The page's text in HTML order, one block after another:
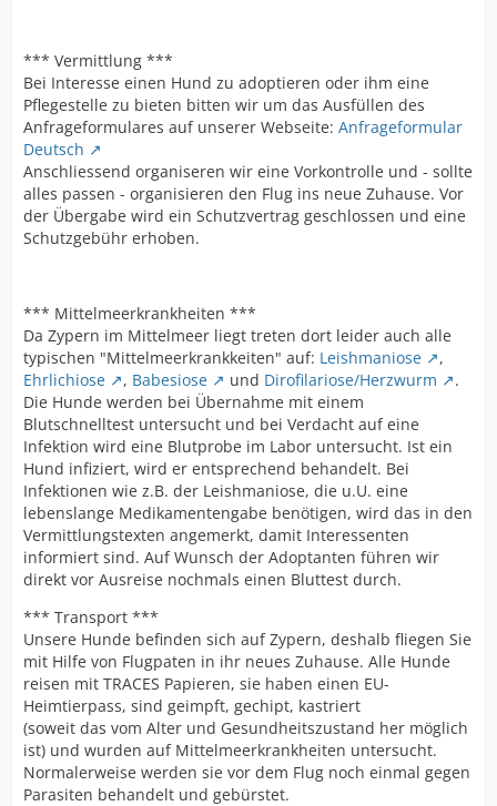
*** Vermittlung ***
Bei Interesse einen Hund zu adoptieren oder ihm eine
Pflegestelle zu bieten bitten wir um das Ausfüllen des
Anfrageformulares auf unserer Webseite: Anfrageformular
Deutsch
Anschliessend organiseren wir eine Vorkontrolle und - sollte
alles passen - organisieren den Flug ins neue Zuhause. Vor
der Übergabe wird ein Schutzvertrag geschlossen und eine
Schutzgebühr erhoben.
*** Mittelmeerkrankheiten ***
Da Zypern im Mittelmeer liegt treten dort leider auch alle
typischen "Mittelmeerkrankkeiten" auf: Leishmaniose
,
Ehrlichiose
, Babesiose und Dirofilariose/Herzwurm
.
Die Hunde werden bei Übernahme mit einem
Blutschnelltest untersucht und bei Verdacht auf eine
Infektion wird eine Blutprobe im Labor untersucht. Ist ein
Hund infiziert, wird er entsprechend behandelt. Bei
Infektionen wie z.B. der Leishmaniose, die u.U. eine
lebenslange Medikamentengabe benötigen, wird das in den
Vermittlungstexten angemerkt, damit Interessenten
informiert sind. Auf Wunsch der Adoptanten führen wir
direkt vor Ausreise nochmals einen Bluttest durch.
*** Transport ***
Unsere Hunde befinden sich auf Zypern, deshalb fliegen Sie
mit Hilfe von Flugpaten in ihr neues Zuhause. Alle Hunde
reisen mit TRACES Papieren, sie haben einen EU-
Heimtierpass, sind geimpft, gechipt, kastriert
(soweit das vom Alter und Gesundheitszustand her möglich
ist) und wurden auf Mittelmeerkrankheiten untersucht.
Normalerweise werden sie vor dem Flug noch einmal gegen
Parasiten behandelt und gebürstet.